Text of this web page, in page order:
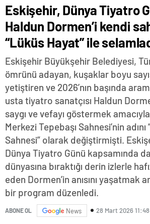
Eskişehir, Dünya Tiyatro
Haldun Dormen’i kendi
“Lüküs Hayat” ile
Eskişehir Büyükşehir Belediyesi,
ömrünü adayan, kuşaklar boyu
yetiştiren ve 2026’nın başında
usta tiyatro sanatçısı Haldun
saygı ve vefayı göstermek
Merkezi Tepebaşı Sahnesi’nin
Sahnesi” olarak değiştirmişti.
Dünya Tiyatro Günü kapsamında
dünyasına bıraktığı derin izlerle
eden Dormen’in anısını yaşatmak
bir program düzenledi.
ABONE OL News 28 Mart 2026 11:48